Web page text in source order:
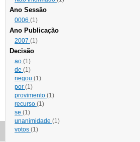
Ano Sessão
0006 (1)
Ano Publicação
2007 (1)
Decisão
ao (1)
de (1)
negou (1)
por (1)
provimento (1)
recurso (1)
se (1)
unanimidade (1)
votos (1)